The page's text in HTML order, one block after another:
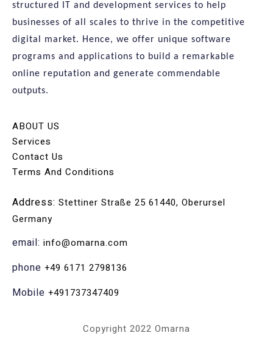
structured IT and development services to help
businesses of all scales to thrive in the competitive
digital market. Hence, we offer unique software
programs and applications to build a remarkable
online reputation and generate commendable
outputs.
ABOUT US
Services
Contact Us
Terms And Conditions
Address: Stettiner Straße 25 61440, Oberursel
Germany
email: info@omarna.com
phone +49 6171 2798136
Mobile +491737347409
Copyright 2022 Omarna